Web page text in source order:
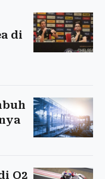
di
Q2